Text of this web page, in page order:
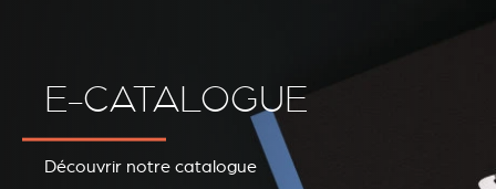
E-CATALOGUE
Découvrir notre catalogue
REVESTIMIENTOS Y
STÛV 21 CLADDINGS